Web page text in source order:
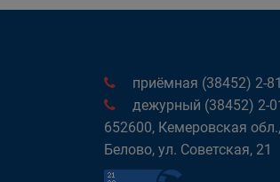
приёмная (38452) 2-
дежурный (38452) 2-
652600, Кемеровская
Белово, ул. Советская, 21